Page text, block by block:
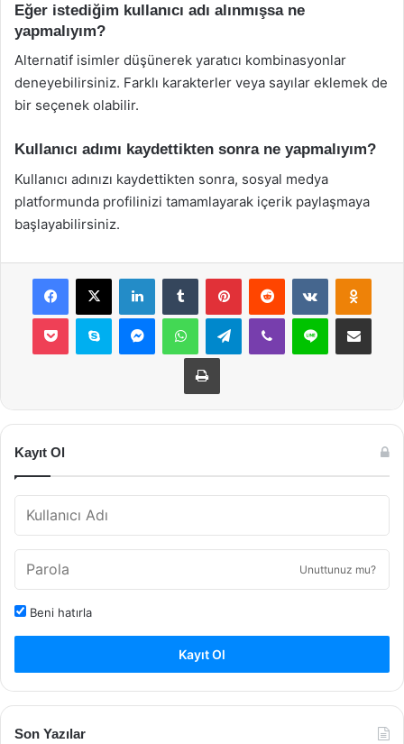
Eğer istediğim kullanıcı adı alınmışsa ne
yapmalıyım?
Alternatif isimler düşünerek yaratıcı kombinasyonlar
deneyebilirsiniz. Farklı karakterler veya sayılar eklemek de
bir seçenek olabilir.
Kullanıcı adımı kaydettikten sonra ne yapmalıyım?
Kullanıcı adınızı kaydettikten sonra, sosyal medya
platformunda profilinizi tamamlayarak içerik paylaşmaya
başlayabilirsiniz.
Facebook
X LinkedInTumblr PinterestReddit VKontakte
Pocket Skype MessengerWhatsAppTelegramViber Line E-Posta ile
Yazdır
Kayıt Ol
Unuttunuz mu?
Beni hatırla
Kayıt Ol
Son Yazılar